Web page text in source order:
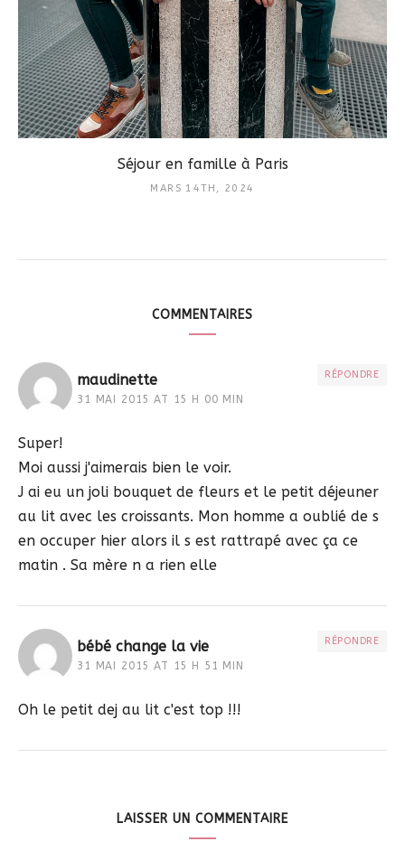
Séjour en famille à Paris
MARS 14TH, 2024
COMMENTAIRES
maudinette
31 MAI 2015 AT 15 H 00 MIN
RÉPONDRE
Super!
Moi aussi j'aimerais bien le voir.
J ai eu un joli bouquet de fleurs et le petit déjeuner
au lit avec les croissants. Mon homme a oublié de s
en occuper hier alors il s est rattrapé avec ça ce
matin . Sa mère n a rien elle
bébé change la vie
31 MAI 2015 AT 15 H 51 MIN
RÉPONDRE
Oh le petit dej au lit c'est top !!!
LAISSER UN COMMENTAIRE